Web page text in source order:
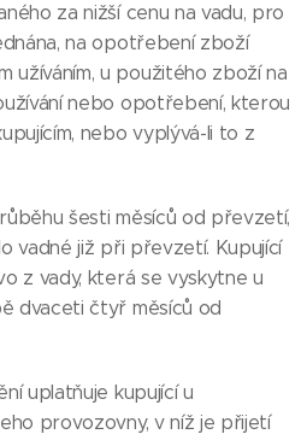
za nižší cenu na vadu, pro
na opotřebení zboží
užíváním, u použitého zboží na
nebo opotřebení, kterou
nebo vyplývá-li to z
šesti měsíců od převzetí,
vadné již při převzetí. Kupující
z vady, která se vyskytne u
dvaceti čtyř měsíců od
uplatňuje kupující u
provozovny, v níž je přijetí